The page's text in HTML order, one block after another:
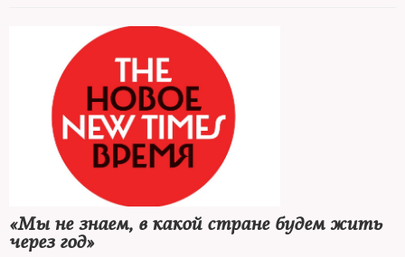
«Мы не знаем, в какой стране будем жить
через год»